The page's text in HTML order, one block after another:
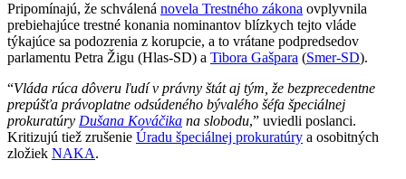
Pripomínajú, že schválená novela Trestného zákona ovplyvnila
prebiehajúce trestné konania nominantov blízkych tejto vláde
týkajúce sa podozrenia z korupcie, a to vrátane podpredsedov
parlamentu Petra Žigu (Hlas-SD) a Tibora Gašpara (Smer-SD).
“Vláda rúca dôveru ľudí v právny štát aj tým, že bezprecedentne
prepúšťa právoplatne odsúdeného bývalého šéfa špeciálnej
prokuratúry Dušana Kováčika na slobodu,” uviedli poslanci.
Kritizujú tiež zrušenie Úradu špeciálnej prokuratúry a osobitných
zložiek NAKA.